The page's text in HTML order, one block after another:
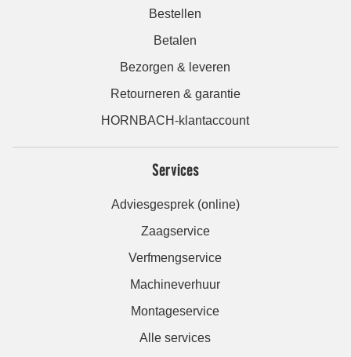
Bestellen
Betalen
Bezorgen & leveren
Retourneren & garantie
HORNBACH-klantaccount
Services
Adviesgesprek (online)
Zaagservice
Verfmengservice
Machineverhuur
Montageservice
Alle services